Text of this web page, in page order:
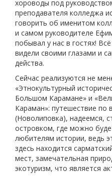
хороводы под
преподавателя колледжа
говорить об именитом
и самом руководителе
побывал у нас в гостях!
видели своими глазами и
действа.
Сейчас реализуются не
«Этнокультурный
Большом Карамане» и
Караман»: путешествие по
(Новолиповка), надеемся,
островком, где можно
любителям истории, ведь
здесь находится
мест, замечательная
экотуризм, что является